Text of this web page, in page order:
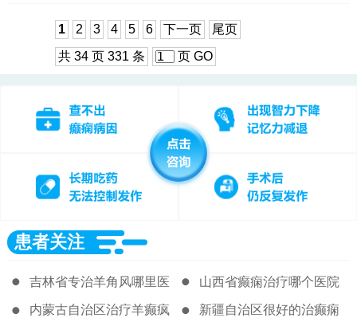
1 2 3 4 5 6 下一页
尾页
共 34 页 331 条
页 GO
患者关注
吉林省专治羊角风哪里医
院好
山西省癫痫治疗哪个医院
内蒙古自治区治疗羊癫疯 新疆自治区很好的治癫痫